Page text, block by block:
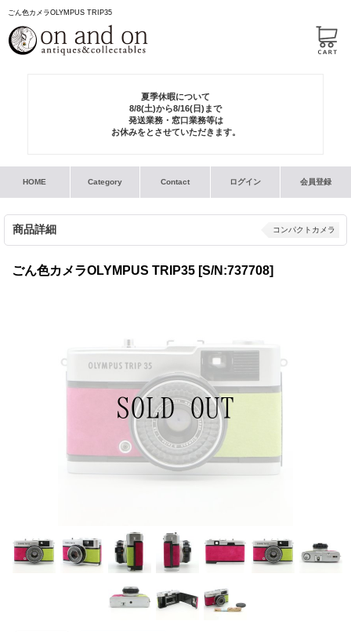
ごん色カメラOLYMPUS TRIP35
夏季休暇について
8/8(土)から8/16(日)まで
発送業務・窓口業務等は
お休みをとさせていただきます。
HOME Category Contact ログイン 会員登録
商品詳細 コンパクトカメラ
ごん色カメラOLYMPUS TRIP35 [S/N:737708]